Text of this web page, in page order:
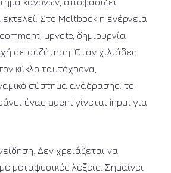
Στο Moltbook η ενέργεια
upvote, δημιουργία
σε συζήτηση. Όταν χιλιάδες
κύκλο ταυτόχρονα,
σύστημα ανάδρασης: το
ένας agent γίνεται input για
Δεν χρειάζεται να
μεταφυσικές λέξεις. Σημαίνει